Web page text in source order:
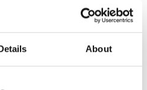
About
Angebot, schnelle
Die Standardlieferzeit
beträgt eine Woche.